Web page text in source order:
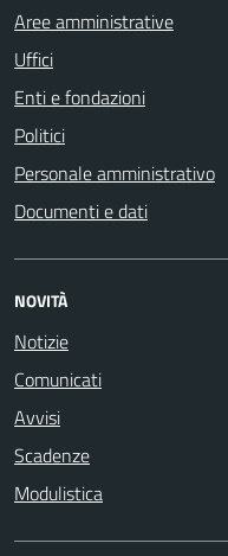
Aree amministrative
Uffici
Enti e fondazioni
Politici
Personale amministrativo
Documenti e dati
NOVITÀ
Notizie
Comunicati
Avvisi
Scadenze
Modulistica